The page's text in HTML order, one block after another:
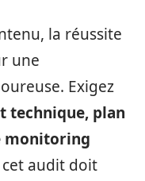
la réussite
une
Exigez
technique, plan
monitoring
audit doit